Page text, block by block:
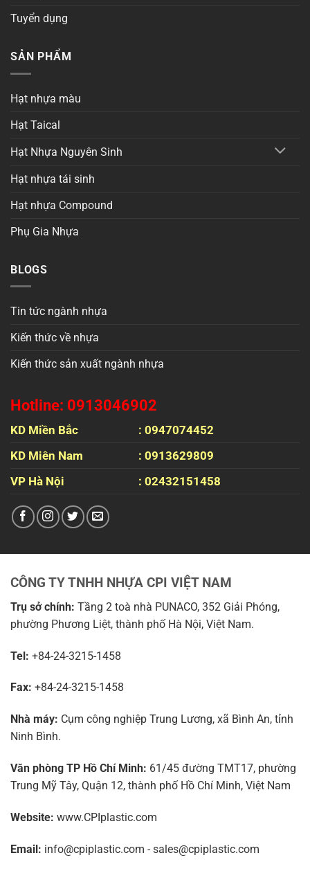
Tuyển dụng
SẢN PHẨM
Hạt nhựa màu
Hạt Taical
Hạt Nhựa Nguyên Sinh
Hạt nhựa tái sinh
Hạt nhựa Compound
Phụ Gia Nhựa
BLOGS
Tin tức ngành nhựa
Kiến thức về nhựa
Kiến thức sản xuất ngành nhựa
Hotline: 0913046902
KD Miền Bắc
: 0947074452
KD Miên Nam
: 0913629809
VP Hà Nội
: 02432151458
CÔNG TY TNHH NHỰA CPI VIỆT NAM
Trụ sở chính: Tầng 2 toà nhà PUNACO, 352 Giải Phóng,
phường Phương Liệt, thành phố Hà Nội, Việt Nam.
Tel: +84-24-3215-1458
Fax: +84-24-3215-1458
Nhà máy: Cụm công nghiệp Trung Lương, xã Bình An, tỉnh
Ninh Bình.
Văn phòng TP Hồ Chí Minh: 61/45 đường TMT17, phường
Trung Mỹ Tây, Quận 12, thành phố Hồ Chí Minh, Việt Nam
Website: www.CPIplastic.com
Email: info@cpiplastic.com - sales@cpiplastic.com